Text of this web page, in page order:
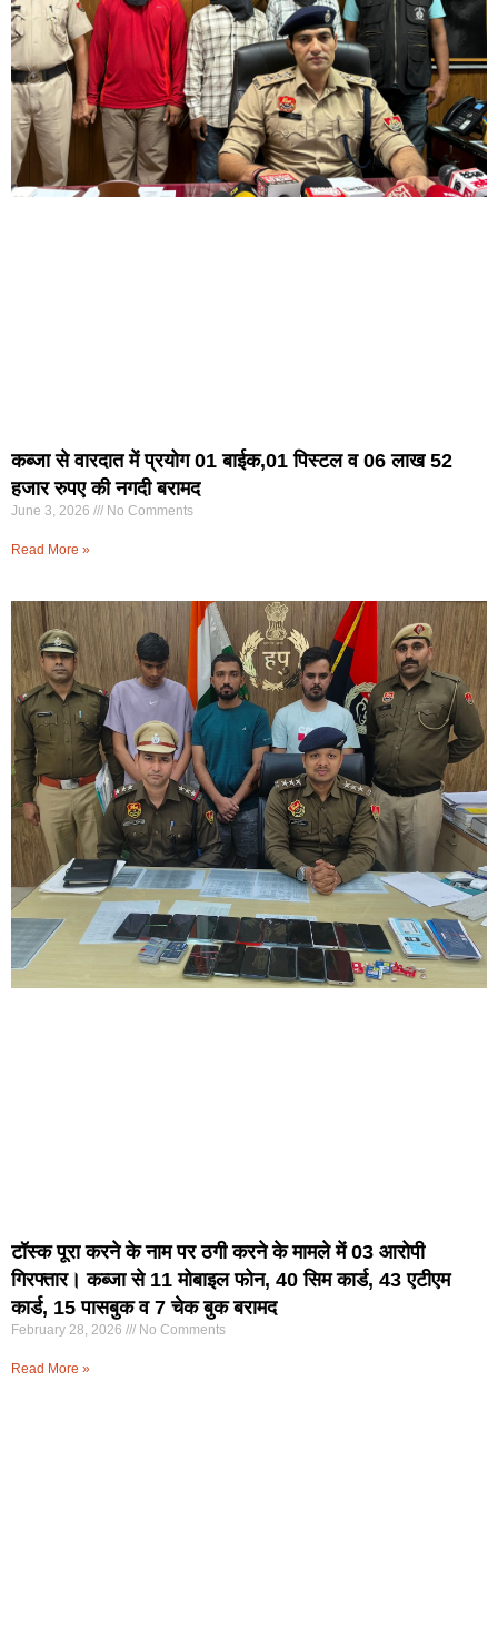
कब्जा से वारदात में प्रयोग 01 बाईक,01 पिस्टल व 06 लाख 52
हजार रुपए की नगदी बरामद
June 3, 2026 No Comments
Read More »
टॉस्क पूरा करने के नाम पर ठगी करने के मामले में 03 आरोपी
गिरफ्तार। कब्जा से 11 मोबाइल फोन, 40 सिम कार्ड, 43 एटीएम
कार्ड, 15 पासबुक व 7 चेक बुक बरामद
February 28, 2026 No Comments
Read More »